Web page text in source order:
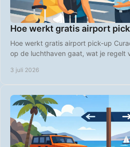
Hoe werkt gratis airport
Hoe werkt gratis airport pick-up
op de luchthaven gaat, wat je regelt
3 juli 2026